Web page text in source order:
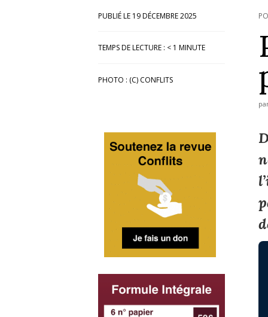
19 DÉCEMBRE 2025
TEMPS DE LECTURE : < 1 MINUTE
PHOTO : (C) CONFLITS